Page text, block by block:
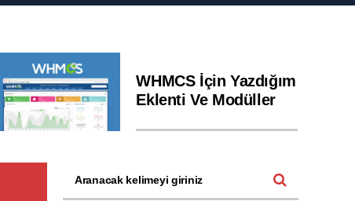
WHMCS İçin Yazdığım
Eklenti Ve Modüller